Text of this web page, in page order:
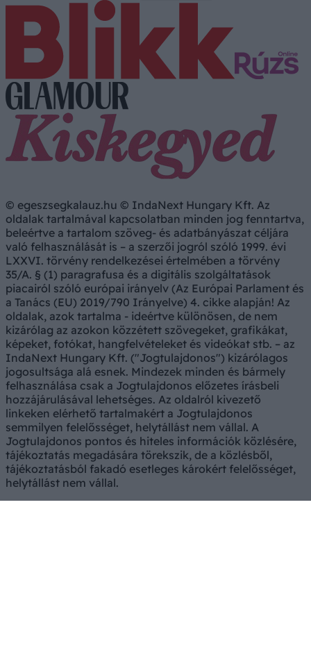
© egeszsegkalauz.hu © IndaNext Hungary Kft. Az
oldalak tartalmával kapcsolatban minden jog fenntartva,
beleértve a tartalom szöveg- és adatbányászat céljára
való felhasználását is – a szerzői jogról szóló 1999. évi
LXXVI. törvény rendelkezései értelmében a törvény
35/A. § (1) paragrafusa és a digitális szolgáltatások
piacairól szóló európai irányelv (Az Európai Parlament és
a Tanács (EU) 2019/790 Irányelve) 4. cikke alapján! Az
oldalak, azok tartalma - ideértve különösen, de nem
kizárólag az azokon közzétett szövegeket, grafikákat,
képeket, fotókat, hangfelvételeket és videókat stb. – az
IndaNext Hungary Kft. ("Jogtulajdonos") kizárólagos
jogosultsága alá esnek. Mindezek minden és bármely
felhasználása csak a Jogtulajdonos előzetes írásbeli
hozzájárulásával lehetséges. Az oldalról kivezető
linkeken elérhető tartalmakért a Jogtulajdonos
semmilyen felelősséget, helytállást nem vállal. A
Jogtulajdonos pontos és hiteles információk közlésére,
tájékoztatás megadására törekszik, de a közlésből,
tájékoztatásból fakadó esetleges károkért felelősséget,
helytállást nem vállal.